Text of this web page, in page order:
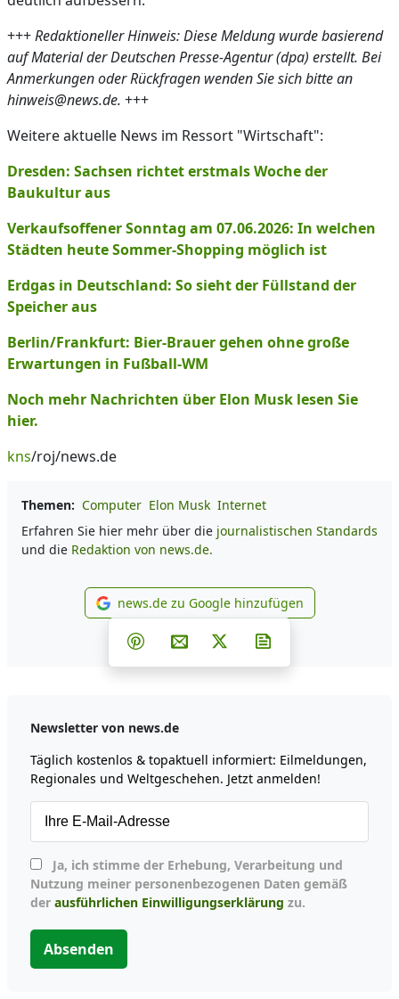
+++Redaktioneller Hinweis: Diese Meldung wurde basierend
auf Material der Deutschen Presse-Agentur (dpa) erstellt. Bei
Anmerkungen oder Rückfragen wenden Sie sich bitte an
hinweis@news.de. +++
Weitere aktuelle News im Ressort "Wirtschaft":
Dresden: Sachsen richtet erstmals Woche der
Baukultur aus
Verkaufsoffener Sonntag am 07.06.2026: In welchen
Städten heute Sommer-Shopping möglich ist
Erdgas in Deutschland: So sieht der Füllstand der
Speicher aus
Berlin/Frankfurt: Bier-Brauer gehen ohne große
Erwartungen in Fußball-WM
Noch mehr Nachrichten über Elon Musk lesen Sie
hier.
kns/roj/news.de
Themen: Computer Elon Musk Internet
Erfahren Sie hier mehr über die journalistischen Standards
und die Redaktion von news.de.
news.de zu Google
news.de zu Google hinzufügen
Teilen auf Facebook
Teilen auf Whatsapp
Teilen auf Telegram
Teilen auf Pinterest
Per E-Mail teilen
Post auf X
Newsletter von news.de
Täglich kostenlos & topaktuell informiert: Eilmeldungen,
Regionales und Weltgeschehen. Jetzt anmelden!
Nutzung meiner personenbezogenen Daten gemäß
der ausführlichen Einwilligungserklärung zu.
Absenden